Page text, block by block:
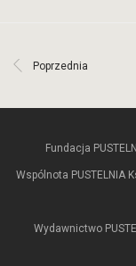
Poprzednia
Fundacja
Wspólnota PUSTELNIA
Wydawnictwo